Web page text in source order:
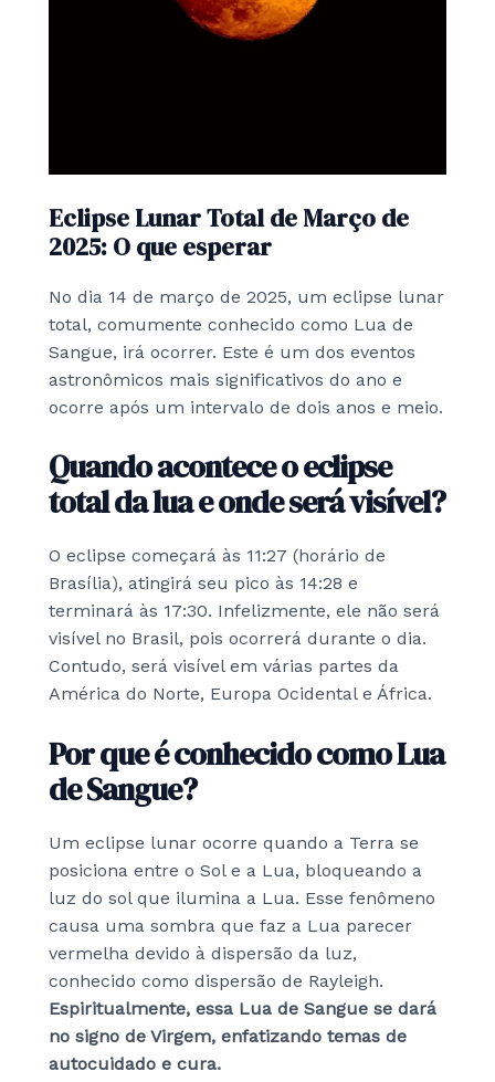
Eclipse Lunar Total de Março de
2025: O que esperar
No dia 14 de março de 2025, um eclipse lunar
total, comumente conhecido como Lua de
Sangue, irá ocorrer. Este é um dos eventos
astronômicos mais significativos do ano e
ocorre após um intervalo de dois anos e meio.
Quando acontece o eclipse
total da lua e onde será visível?
O eclipse começará às 11:27 (horário de
Brasília), atingirá seu pico às 14:28 e
terminará às 17:30. Infelizmente, ele não será
visível no Brasil, pois ocorrerá durante o dia.
Contudo, será visível em várias partes da
América do Norte, Europa Ocidental e África.
Por que é conhecido como Lua
de Sangue?
Um eclipse lunar ocorre quando a Terra se
posiciona entre o Sol e a Lua, bloqueando a
luz do sol que ilumina a Lua. Esse fenômeno
causa uma sombra que faz a Lua parecer
vermelha devido à dispersão da luz,
conhecido como dispersão de Rayleigh.
Espiritualmente, essa Lua de Sangue se dará
no signo de Virgem, enfatizando temas de
autocuidado e cura.